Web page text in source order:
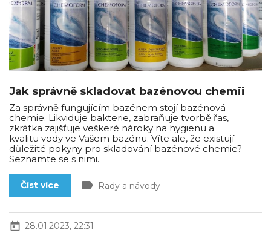
Jak správně skladovat bazénovou chemii
Za správně fungujícím bazénem stojí bazénová
chemie. Likviduje bakterie, zabraňuje tvorbě řas,
zkrátka zajišťuje veškeré nároky na hygienu a
kvalitu vody ve Vašem bazénu. Víte ale, že existují
důležité pokyny pro skladování bazénové chemie?
Seznamte se s nimi.
Číst více label Rady a návody
today 28.01.2023, 22:31